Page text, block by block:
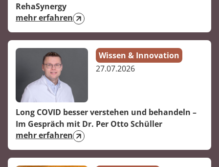
Long Covid
Pneumologie
Rheumatologie
RehaSynergy
mehr erfahren
Wissen & Innovation
27.07.2026
Long COVID besser verstehen und behandeln –
Im Gespräch mit Dr. Per Otto Schüller
mehr erfahren